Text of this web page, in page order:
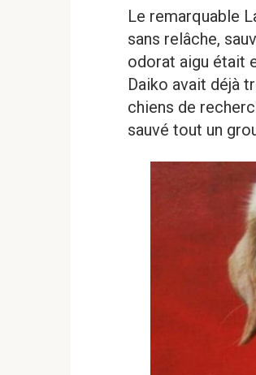
Le remarquable
sans relâche,
odorat aigu était
Daiko avait déjà
chiens de
sauvé tout un